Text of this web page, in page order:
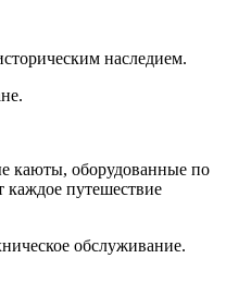
наследием.
каюты, оборудованные по
каждое путешествие
обслуживание.